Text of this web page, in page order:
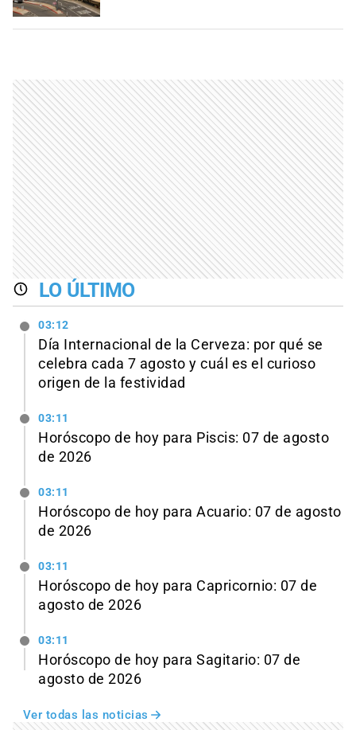
LO ÚLTIMO
03:12
Día Internacional de la Cerveza: por qué se
celebra cada 7 agosto y cuál es el curioso
origen de la festividad
03:11
Horóscopo de hoy para Piscis: 07 de agosto
de 2026
03:11
Horóscopo de hoy para Acuario: 07 de agosto
de 2026
03:11
Horóscopo de hoy para Capricornio: 07 de
agosto de 2026
03:11
Horóscopo de hoy para Sagitario: 07 de
agosto de 2026
Ver todas las noticias